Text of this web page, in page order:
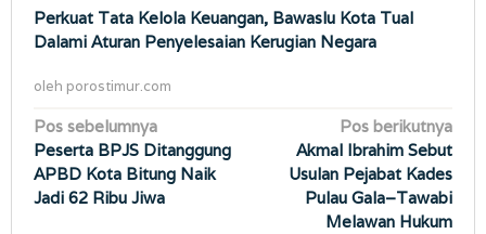
Perkuat Tata Kelola Keuangan, Bawaslu Kota Tual
Dalami Aturan Penyelesaian Kerugian Negara
oleh porostimur.com
Navigasi
pos
Pos sebelumnya
Peserta BPJS Ditanggung
APBD Kota Bitung Naik
Jadi 62 Ribu Jiwa
Pos berikutnya
Akmal Ibrahim Sebut
Usulan Pejabat Kades
Pulau Gala–Tawabi
Melawan Hukum